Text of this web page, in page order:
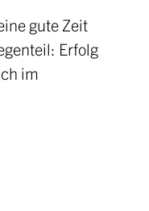
gute Zeit
Erfolg
im